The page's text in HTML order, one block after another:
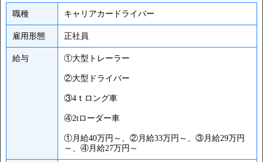
職種 キャリアカードライバー
雇用形態 正社員
給与 ①大型トレーラー
②大型ドライバー
③4ｔロング車
④2tローダー車
①月給40万円～、②月給33万円～、③月給29万円
～、④月給27万円～